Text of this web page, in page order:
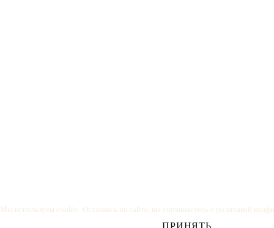
Мы используем cookie. Оставаясь на сайте, вы соглашаетесь с политикой
ПРИНЯТЬ